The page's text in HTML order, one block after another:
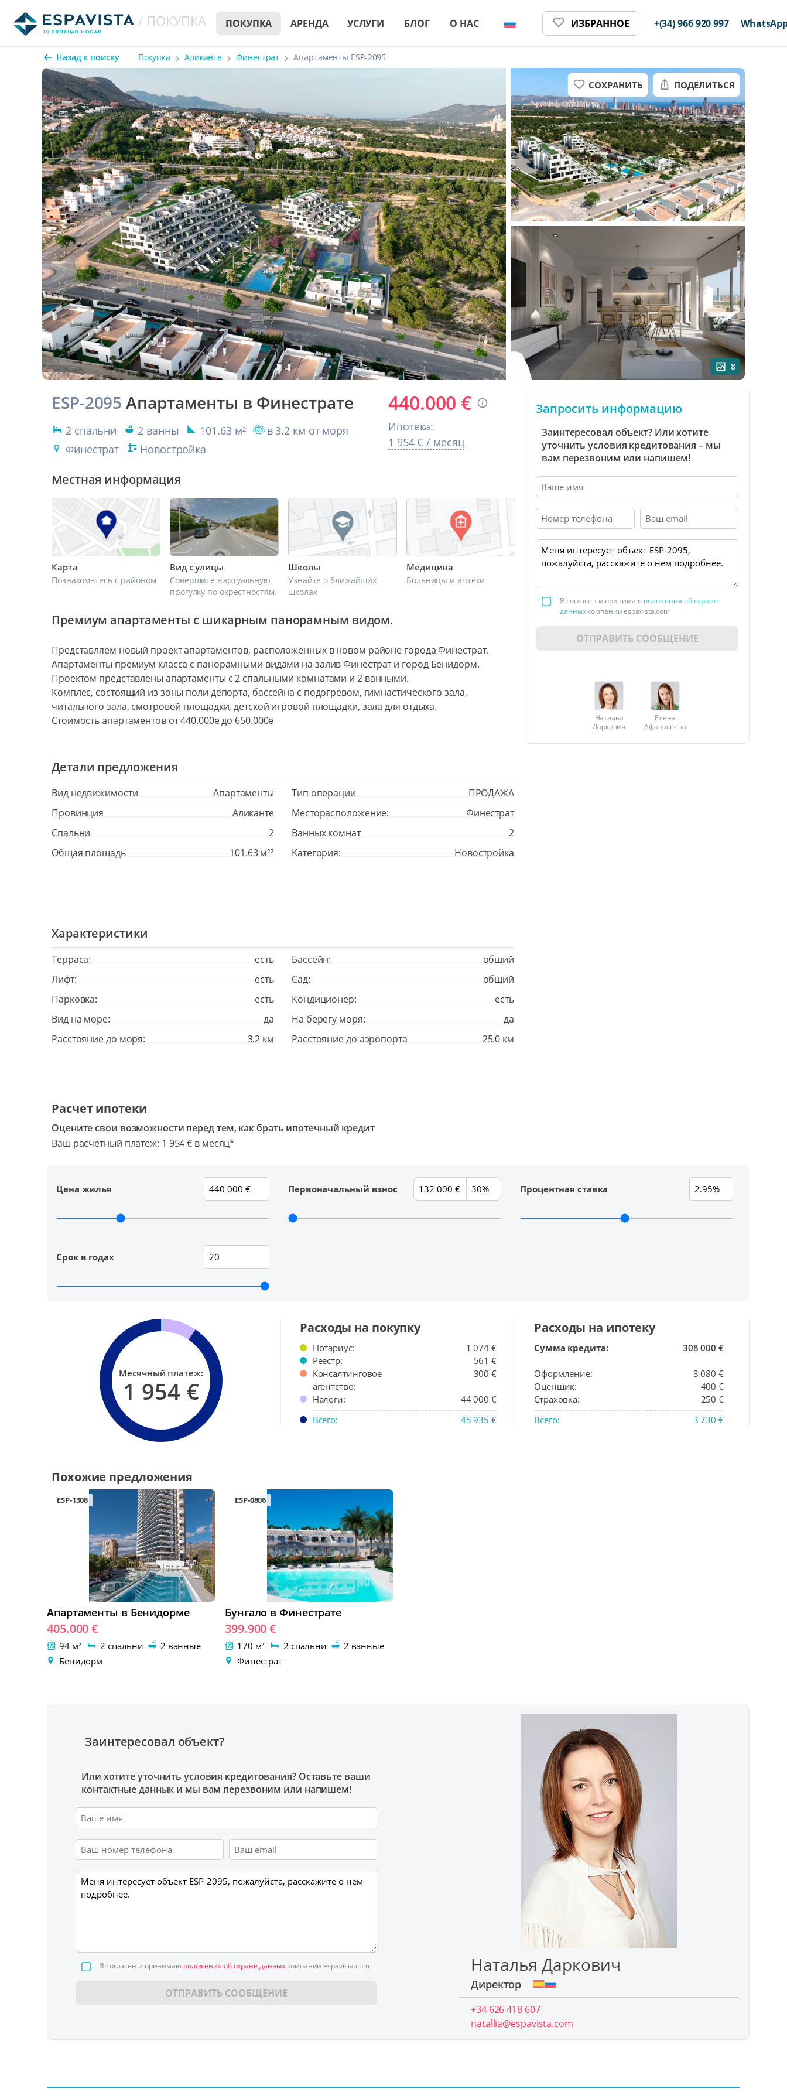
/ ПОКУПКА ПОКУПКА АРЕНДА УСЛУГИ БЛОГ О НАС ИЗБРАННОЕ +(34) 966 920 997
Назад к поиску Покупка Аликанте Финестрат Апартаменты ESP-2095
8
СОХРАНИТЬ ПОДЕЛИТЬСЯ
ESP-2095 Апартаменты в Финестрате
2 спальни 2 ванны 101.63 м²
в 3.2 км от моря
Финестрат
Новостройка
440.000 €
Ипотека:
1 954 € / месяц
Местная информация
Карта
Познакомьтесь с районом
Вид с улицы
Совершите виртуальную
прогулку по окрестностям.
Школы
Узнайте о ближайших
школах
Медицина
Больницы и аптеки
Премиум апартаменты с шикарным панорамным видом.
Представляем новый проект апартаментов, расположенных в новом районе города Финестрат.
Апартаменты премиум класса с панорамными видами на залив Финестрат и город Бенидорм.
Проектом представлены апартаменты с 2 спальными комнатами и 2 ванными.
Комплес, состоящий из зоны поли депорта, бассейна с подогревом, гимнастического зала,
читального зала, смотровой площадки, детской игровой площадки, зала для отдыха.
Стоимость апартаментов от 440.000е до 650.000е
Детали предложения
Вид недвижимости Апартаменты Тип операции
ПРОДАЖА
Провинция
Аликанте Месторасположение:
Финестрат
Cпальни
2 Ванных комнат
2
Общая площадь
101.63 м²² Kатегория: Новостройка
Характеристики
Терраса: есть Бассейн:
общий
Лифт:
есть Сад:
общий
Парковка:
есть Кондиционер:
есть
Вид на море:
да На берегу моря:
да
Расстояние до моря:
3.2 км Расстояние до аэропорта 25.0 км
Запросить информацию
Заинтересовал объект? Или хотите
уточнить условия кредитования – мы
вам перезвоним или напишем!
Я согласен и принимаю положения об охране
данныхкомпании espavista.com
ОТПРАВИТЬ СООБЩЕНИЕ
Наталья
Даркович
Елена
Афанасьева
Расчет ипотеки
Оцените свои возможности перед тем, как брать ипотечный кредит
Ваш расчетный платеж: 1 954 € в месяц*
Цена жилья Первоначальный взнос Процентная ставка
Срок в годах
Месячный платеж:
1 954 €
Расходы на покупку
Нотариус:
1 074 €
Реестр:
561 €
Консалтинговое
агентство:
300 €
Налоги:
44 000 €
Всего:
45 935 €
Расходы на ипотеку
Сумма кредита: 308 000 €
Оформление:
3 080 €
Оценщик:
400 €
Страховка:
250 €
Всего:
3 730 €
Похожие предложения
ESP-1308
Апартаменты в Бенидорме
405.000 €
94 м² 2 спальни
2 ванные
Бенидорм
ESP-0806
Бунгало в Финестрате
399.900 €
170 м² 2 спальни
2 ванные
Финестрат
Заинтересовал объект?
Или хотите уточнить условия кредитования? Оставьте ваши
контактные даннык и мы вам перезвоним или напишем!
Я согласен и принимаю положения об охране данных компании espavista.com
ОТПРАВИТЬ СООБЩЕНИЕ
Наталья Даркович
Директор
+34 626 418 607
natallia@espavista.com